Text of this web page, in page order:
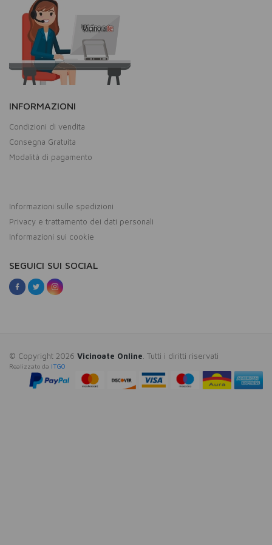
INFORMAZIONI
Condizioni di vendita
Consegna Gratuita
Modalità di pagamento
Informazioni sulle spedizioni
Privacy e trattamento dei dati personali
Informazioni sui cookie
SEGUICI SUI SOCIAL
© Copyright 2026 Vicinoate Online. Tutti i diritti riservati
Realizzato da ITGO